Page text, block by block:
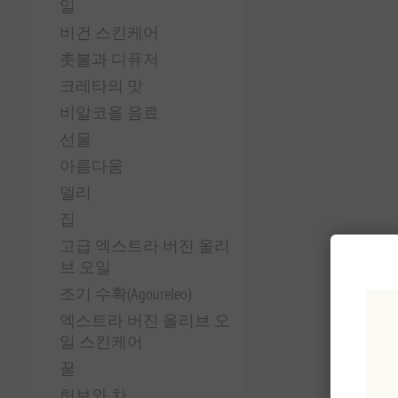
일
비건 스킨케어
촛불과 디퓨저
크레타의 맛
비알코올 음료
선물
아름다움
델리
집
고급 엑스트라 버진 올리
브 오일
조기 수확(Agoureleo)
엑스트라 버진 올리브 오
일 스킨케어
꿀